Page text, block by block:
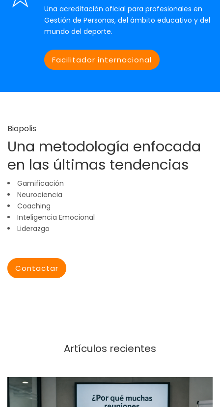
Una acreditación oficial para profesionales en
Gestión de Personas, del ámbito educativo y del
mundo del deporte.
Facilitador internacional
Biopolis
Una metodología enfocada
en las últimas tendencias
Gamificación
Neurociencia
Coaching
Inteligencia Emocional
Liderazgo
Contactar
Artículos recientes